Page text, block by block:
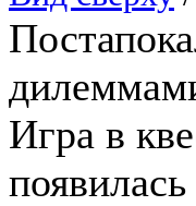
Игра в